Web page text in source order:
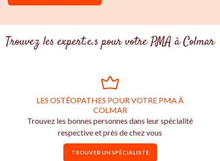
Trouvez les expert.e.s pour votre PMA à Colmar
LES OSTÉOPATHES POUR VOTRE PMA À
COLMAR
Trouvez les bonnes personnes dans leur spécialité
respective et près de chez vous
TROUVER UN SPÉCIALISTE